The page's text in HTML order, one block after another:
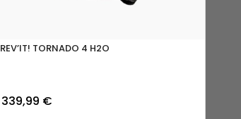
REV’IT! TORNADO 4 H2O
339,99 €